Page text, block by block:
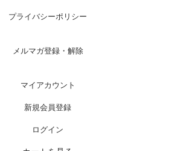
プライバシーポリシー
メルマガ登録・解除
マイアカウント
新規会員登録
ログイン